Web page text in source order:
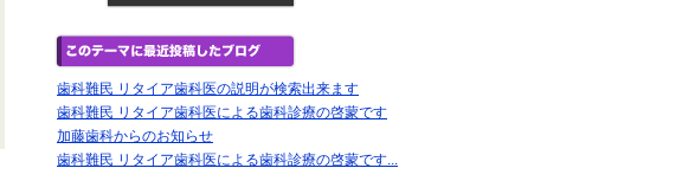
歯科難民 リタイア歯科医の説明が検索出来ます
歯科難民 リタイア歯科医による歯科診療の啓蒙です
加藤歯科からのお知らせ
歯科難民 リタイア歯科医による歯科診療の啓蒙です...